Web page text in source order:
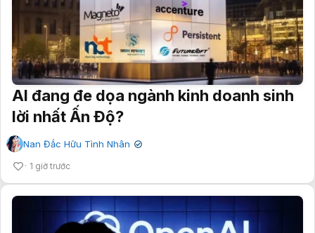
AI đang đe dọa ngành kinh doanh sinh
lời nhất Ấn Độ?
Nan Đắc Hữu Tình Nhân ✔
1 giờ trước